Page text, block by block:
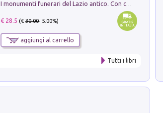
I monumenti funerari del Lazio antico. Con cartella con tavole
€ 28.5 (€30.00- 5.00%)
aggiungi al carrello
Tutti i libri